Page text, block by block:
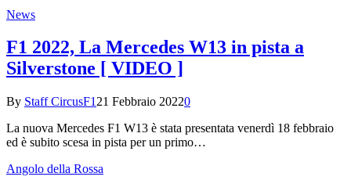
News
F1 2022, La Mercedes W13 in pista a
Silverstone [ VIDEO ]
By Staff CircusF1 21 Febbraio 20220
La nuova Mercedes F1 W13 è stata presentata venerdì 18 febbraio
ed è subito scesa in pista per un primo…
Angolo della Rossa